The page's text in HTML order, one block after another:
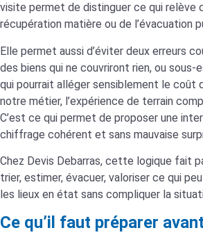
visite permet de distinguer ce qui relève
récupération matière ou de l’évacuation
Elle permet aussi d’éviter deux erreurs
des biens qui ne couvriront rien, ou sous-
qui pourrait alléger sensiblement le coût
notre métier, l’expérience de terrain
C’est ce qui permet de proposer une
chiffrage cohérent et sans mauvaise
Chez Devis Debarras, cette logique fait
trier, estimer, évacuer, valoriser ce qui
les lieux en état sans compliquer la
Ce qu’il faut préparer